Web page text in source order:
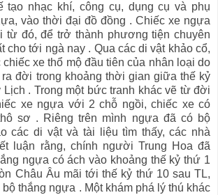
tạo nhạc khí, công cụ, dụng cụ và phụ
vào thời đại đồ đồng . Chiếc xe ngựa
từ đó, để trở thành phương tiện chuyên
cho tới ngà nay . Qua các di vật khảo cổ,
xe thổ mộ đầu tiên của nhân loại do
đời trong khoảng thời gian giữa thế kỷ
. Trong một bức tranh khác vẽ từ đời
xe ngựa với 2 chỗ ngồi, chiếc xe có
sơ . Riêng trên mình ngựa đã có bộ
các di vật và tài liệu tìm thấy, các nhà
luận rằng, chính người Trung Hoa đã
ngựa có ách vào khoảng thế kỷ thứ 1
Châu Âu mãi tới thế kỷ thứ 10 sau TL,
thắng ngựa . Một khám phá lý thú khác